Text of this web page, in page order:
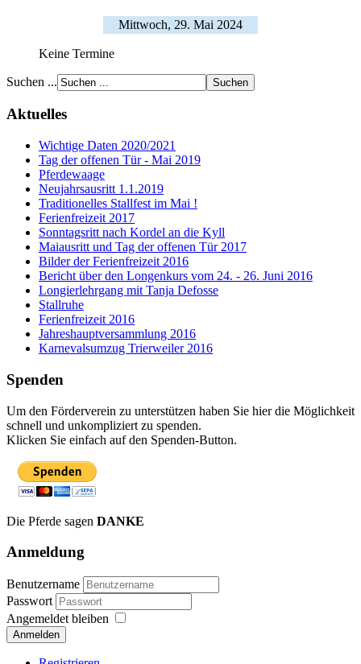
Mittwoch, 29. Mai 2024
Keine Termine
Suchen ...
Aktuelles
Wichtige Daten 2020/2021
Tag der offenen Tür - Mai 2019
Pferdewaage
Neujahrsausritt 1.1.2019
Traditionelles Stallfest im Mai !
Ferienfreizeit 2017
Sonntagsritt nach Kordel an die Kyll
Maiausritt und Tag der offenen Tür 2017
Bilder der Ferienfreizeit 2016
Bericht über den Longenkurs vom 24. - 26. Juni 2016
Longierlehrgang mit Tanja Defosse
Stallruhe
Ferienfreizeit 2016
Jahreshauptversammlung 2016
Karnevalsumzug Trierweiler 2016
Spenden
Um den Förderverein zu unterstützen haben Sie hier die Möglichkeit
schnell und unkompliziert zu spenden.
Klicken Sie einfach auf den Spenden-Button.
Die Pferde sagen DANKE
Anmeldung
Benutzername
Passwort
Angemeldet bleiben
Anmelden